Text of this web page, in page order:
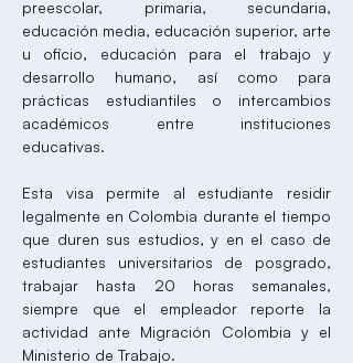
preescolar, primaria, secundaria,
educación media, educación superior, arte
u oficio, educación para el trabajo y
desarrollo humano, así como para
prácticas estudiantiles o intercambios
académicos entre instituciones
educativas.
Esta visa permite al estudiante residir
legalmente en Colombia durante el tiempo
que duren sus estudios, y en el caso de
estudiantes universitarios de posgrado,
trabajar hasta 20 horas semanales,
siempre que el empleador reporte la
actividad ante Migración Colombia y el
Ministerio de Trabajo.